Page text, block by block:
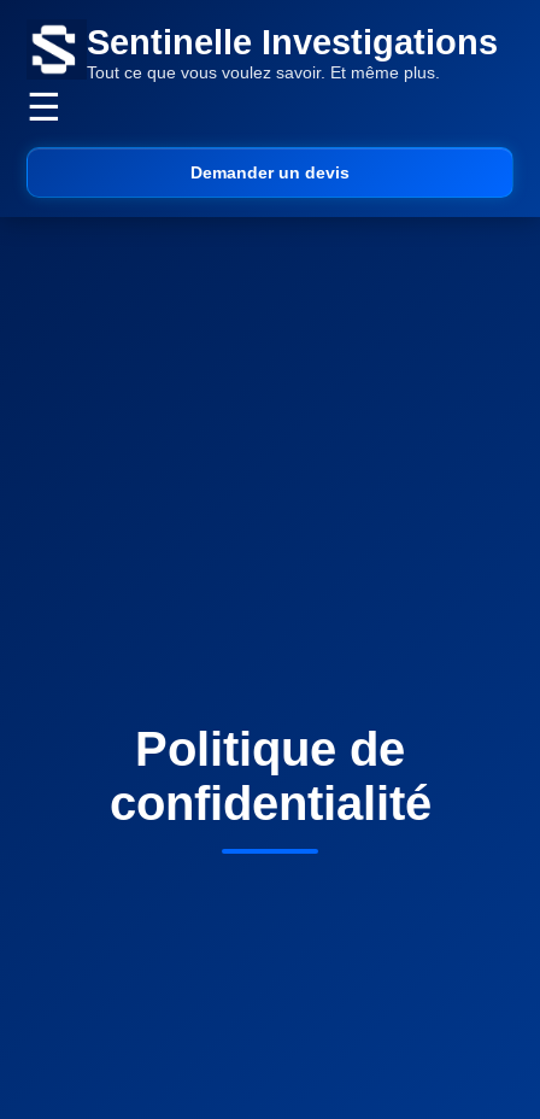
Sentinelle Investigations
Tout ce que vous voulez savoir. Et même plus.
Demander un devis
☰
Politique de
confidentialité